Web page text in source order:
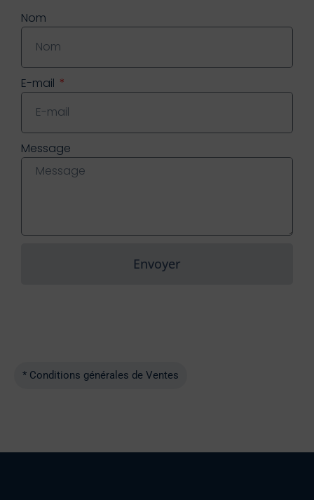
Nom
E-mail
Message
Envoyer
* Conditions générales de Ventes